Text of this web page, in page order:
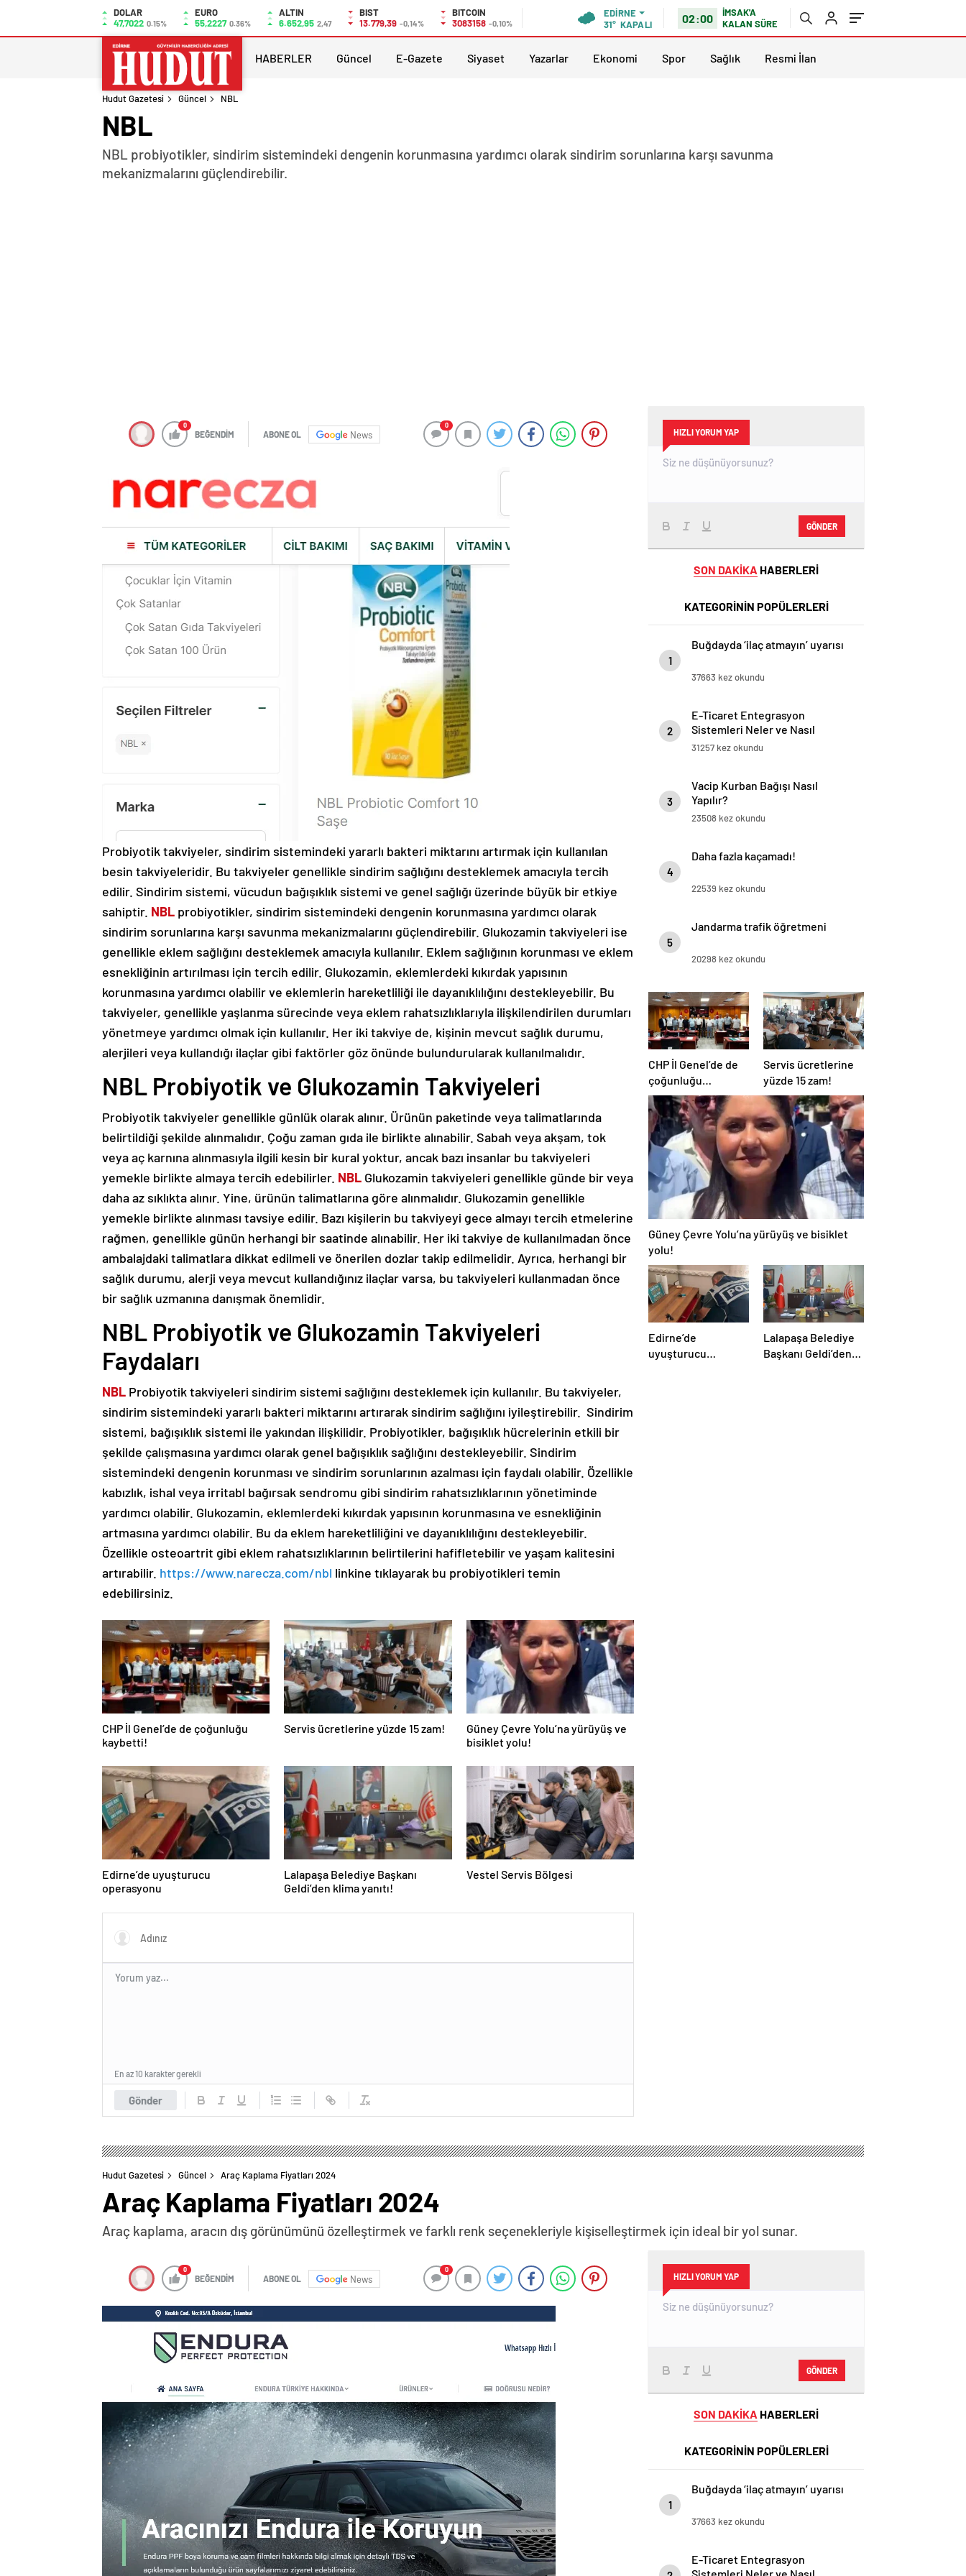
DOLAR
47,7022 0.15%
EURO
55,2227 0.36%
ALTIN
6.652,95 2,47
BIST
13.779,39 -0,14%
BITCOIN
3083158 -0,10%
EDIRNE
31° KAPALI 02:00
İMSAK'A
KALAN SÜRE
HABERLER Güncel E-Gazete Siyaset Yazarlar Ekonomi Spor Sağlık Resmi İlan
Hudut Gazetesi Güncel NBL
NBL
NBL probiyotikler, sindirim sistemindeki dengenin korunmasına yardımcı olarak sindirim sorunlarına karşı savunma
mekanizmalarını güçlendirebilir.
0
BEĞENDİM ABONE OL News
0
Probiyotik takviyeler, sindirim sistemindeki yararlı bakteri miktarını artırmak için kullanılan
besin takviyeleridir. Bu takviyeler genellikle sindirim sağlığını desteklemek amacıyla tercih
edilir. Sindirim sistemi, vücudun bağışıklık sistemi ve genel sağlığı üzerinde büyük bir etkiye
sahiptir. NBL probiyotikler, sindirim sistemindeki dengenin korunmasına yardımcı olarak
sindirim sorunlarına karşı savunma mekanizmalarını güçlendirebilir. Glukozamin takviyeleri ise
genellikle eklem sağlığını desteklemek amacıyla kullanılır. Eklem sağlığının korunması ve eklem
esnekliğinin artırılması için tercih edilir. Glukozamin, eklemlerdeki kıkırdak yapısının
korunmasına yardımcı olabilir ve eklemlerin hareketliliği ile dayanıklılığını destekleyebilir. Bu
takviyeler, genellikle yaşlanma sürecinde veya eklem rahatsızlıklarıyla ilişkilendirilen durumları
yönetmeye yardımcı olmak için kullanılır. Her iki takviye de, kişinin mevcut sağlık durumu,
alerjileri veya kullandığı ilaçlar gibi faktörler göz önünde bulundurularak kullanılmalıdır.
NBL Probiyotik ve Glukozamin Takviyeleri
Probiyotik takviyeler genellikle günlük olarak alınır. Ürünün paketinde veya talimatlarında
belirtildiği şekilde alınmalıdır. Çoğu zaman gıda ile birlikte alınabilir. Sabah veya akşam, tok
veya aç karnına alınmasıyla ilgili kesin bir kural yoktur, ancak bazı insanlar bu takviyeleri
yemekle birlikte almaya tercih edebilirler. NBL Glukozamin takviyeleri genellikle günde bir veya
daha az sıklıkta alınır. Yine, ürünün talimatlarına göre alınmalıdır. Glukozamin genellikle
yemekle birlikte alınması tavsiye edilir. Bazı kişilerin bu takviyeyi gece almayı tercih etmelerine
rağmen, genellikle günün herhangi bir saatinde alınabilir. Her iki takviye de kullanılmadan önce
ambalajdaki talimatlara dikkat edilmeli ve önerilen dozlar takip edilmelidir. Ayrıca, herhangi bir
sağlık durumu, alerji veya mevcut kullandığınız ilaçlar varsa, bu takviyeleri kullanmadan önce
bir sağlık uzmanına danışmak önemlidir.
NBL Probiyotik ve Glukozamin Takviyeleri
Faydaları
NBL Probiyotik takviyeleri sindirim sistemi sağlığını desteklemek için kullanılır. Bu takviyeler,
sindirim sistemindeki yararlı bakteri miktarını artırarak sindirim sağlığını iyileştirebilir. Sindirim
sistemi, bağışıklık sistemi ile yakından ilişkilidir. Probiyotikler, bağışıklık hücrelerinin etkili bir
şekilde çalışmasına yardımcı olarak genel bağışıklık sağlığını destekleyebilir. Sindirim
sistemindeki dengenin korunması ve sindirim sorunlarının azalması için faydalı olabilir. Özellikle
kabızlık, ishal veya irritabl bağırsak sendromu gibi sindirim rahatsızlıklarının yönetiminde
yardımcı olabilir. Glukozamin, eklemlerdeki kıkırdak yapısının korunmasına ve esnekliğinin
artmasına yardımcı olabilir. Bu da eklem hareketliliğini ve dayanıklılığını destekleyebilir.
Özellikle osteoartrit gibi eklem rahatsızlıklarının belirtilerini hafifletebilir ve yaşam kalitesini
artırabilir. https://www.narecza.com/nbl linkine tıklayarak bu probiyotikleri temin
edebilirsiniz.
CHP İl Genel’de de çoğunluğu
kaybetti!
Servis ücretlerine yüzde 15 zam!
Güney Çevre Yolu’na yürüyüş ve
bisiklet yolu!
Edirne’de uyuşturucu
operasyonu
Lalapaşa Belediye Başkanı
Geldi’den klima yanıtı!
Vestel Servis Bölgesi
Gönder
En az 10 karakter gerekli
HIZLI YORUM YAP
GÖNDER
SON DAKİKA HABERLERİ
KATEGORİNİN POPÜLERLERİ
1
Buğdayda ‘ilaç atmayın’ uyarısı
37663 kez okundu
2
E-Ticaret Entegrasyon
Sistemleri Neler ve Nasıl
Yapılır?
31257 kez okundu
3
Vacip Kurban Bağışı Nasıl
Yapılır?
23508 kez okundu
4
Daha fazla kaçamadı!
22539 kez okundu
5
Jandarma trafik öğretmeni
20298 kez okundu
CHP İl Genel’de de
çoğunluğu
kaybetti!
Servis ücretlerine
yüzde 15 zam!
Güney Çevre Yolu’na yürüyüş ve bisiklet
yolu!
Edirne’de
uyuşturucu
Lalapaşa Belediye
Başkanı Geldi’den
Hudut Gazetesi Güncel Araç Kaplama Fiyatları 2024
Araç Kaplama Fiyatları 2024
Araç kaplama, aracın dış görünümünü özelleştirmek ve farklı renk seçenekleriyle kişiselleştirmek için ideal bir yol sunar.
0
BEĞENDİM ABONE OL News
0
HIZLI YORUM YAP
GÖNDER
SON DAKİKA HABERLERİ
KATEGORİNİN POPÜLERLERİ
1
Buğdayda ‘ilaç atmayın’ uyarısı
37663 kez okundu
E-Ticaret Entegrasyon